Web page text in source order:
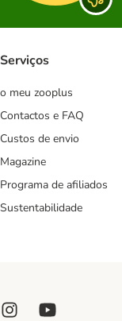
Serviços
o meu zooplus
Contactos e FAQ
Custos de envio
Magazine
Programa de afiliados
Sustentabilidade